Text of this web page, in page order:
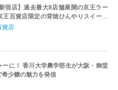
宿店】過去最大8店舗展開の京王ラー
王百貨店限定の背徳ひんやりスイーツ
メが充実 過去最長21日間、計90店舗
展」
貨店
ーに！ 香川大学農学部生が大阪・御堂
希少糖の魅力を発信